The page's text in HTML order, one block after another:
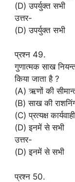
(D) उपर्युक्त सभी
उत्तर-
(D) उपर्युक्त सभी
प्रश्न 49.
गुणात्मक साख
किया जाता है ?
(A) ऋणों की
(B) साख की
(C) प्रत्यक्ष कार्यवाही
(D) इनमें से सभी
उत्तर-
(D) इनमें से सभी
प्रश्न 50.